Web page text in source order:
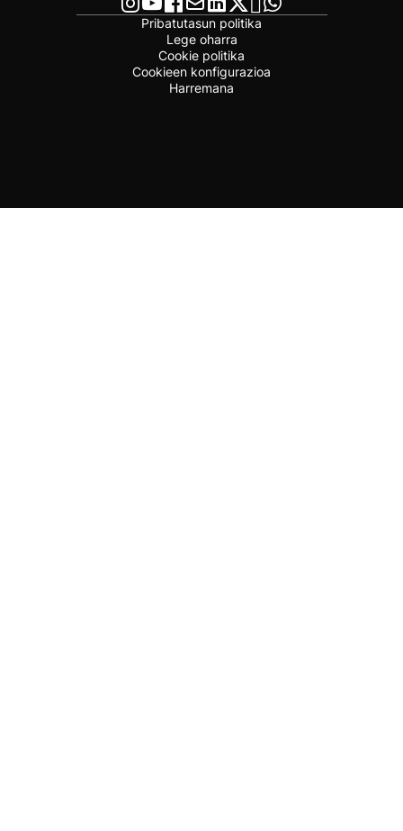
Pribatutasun politika
Lege oharra
Cookie politika
Cookieen konfigurazioa
Harremana